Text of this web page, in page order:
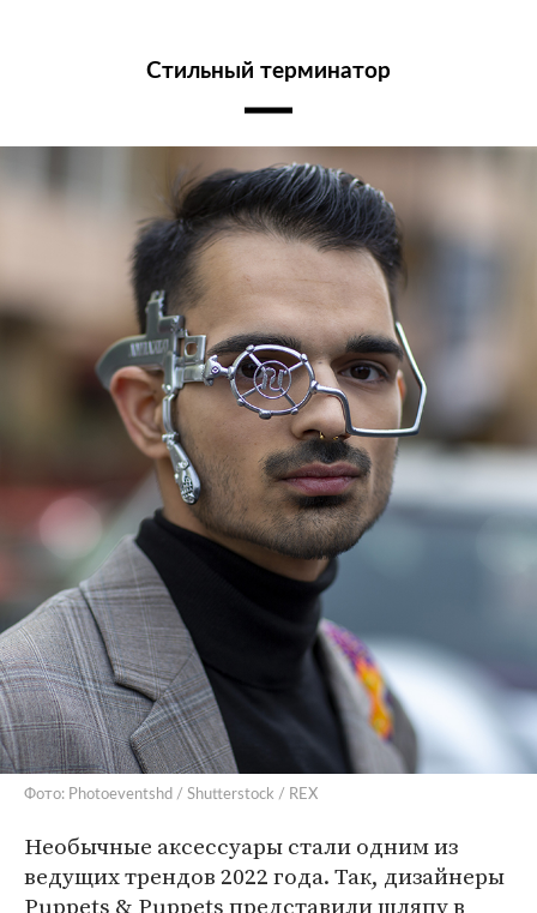
Стильный терминатор
Фото: Photoeventshd / Shutterstock / REX
Необычные аксессуары стали одним из
ведущих трендов 2022 года. Так, дизайнеры
Puppets & Puppets представили шляпу в